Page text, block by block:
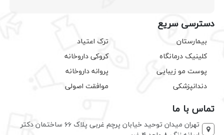
دسترسی سریع
بیمارستان
کلینیک درمانگاه
پوست مو زیبایی
دندانپزشکی
ترک اعتیاد
کروکی داروخانه
پروانه داروخانه
موافقت اصولی
تماس با ما
تهران میدان توحید خیابان پرچم غربی پلاک ۶۶ ساختمان دکتر